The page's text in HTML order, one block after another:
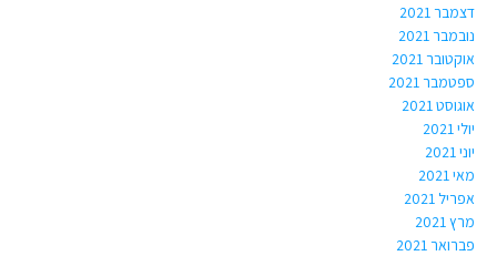
דצמבר 2021
נובמבר 2021
אוקטובר 2021
ספטמבר 2021
אוגוסט 2021
יולי 2021
יוני 2021
מאי 2021
אפריל 2021
מרץ 2021
פברואר 2021